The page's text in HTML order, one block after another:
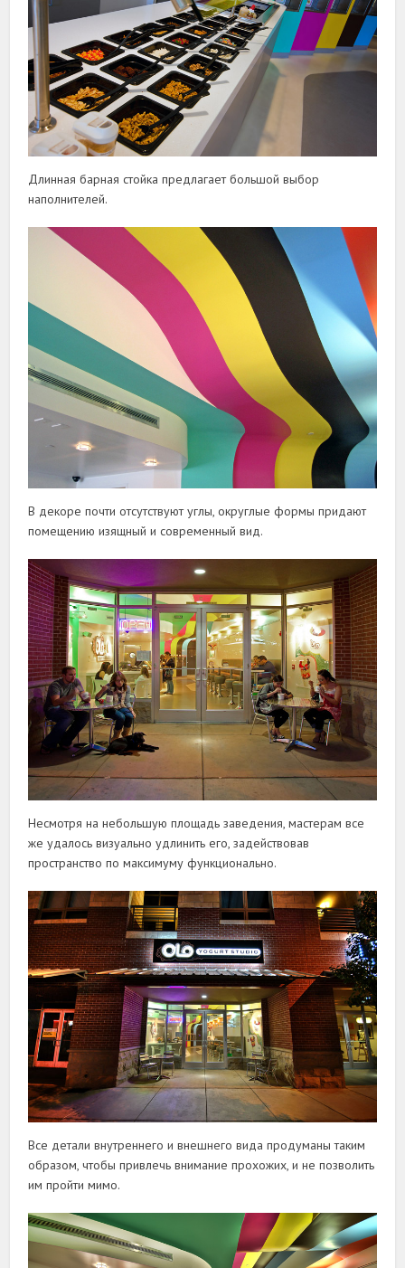
Длинная барная стойка предлагает большой выбор
наполнителей.
В декоре почти отсутствуют углы, округлые формы придают
помещению изящный и современный вид.
Несмотря на небольшую площадь заведения, мастерам все
же удалось визуально удлинить его, задействовав
пространство по максимуму функционально.
Все детали внутреннего и внешнего вида продуманы таким
образом, чтобы привлечь внимание прохожих, и не позволить
им пройти мимо.